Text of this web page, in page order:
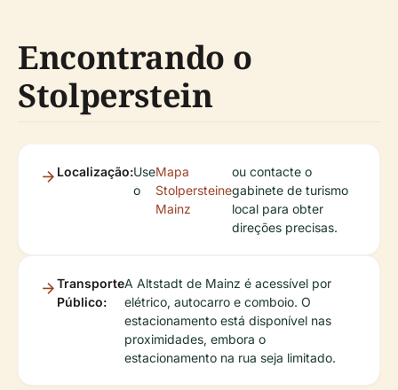
Encontrando o
Stolperstein
Localização:Use
o
Mapa
Stolpersteine
Mainz
ou contacte o
gabinete de turismo
local para obter
direções precisas.
Transporte
Público:
A Altstadt de Mainz é acessível por
elétrico, autocarro e comboio. O
estacionamento está disponível nas
proximidades, embora o
estacionamento na rua seja limitado.